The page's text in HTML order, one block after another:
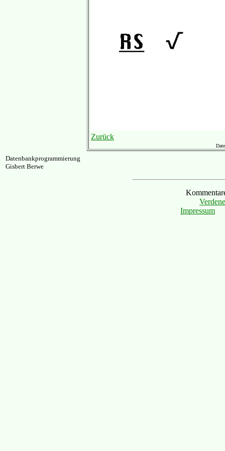
Zurück
Datenbankprogrammierung
Gisbert Berwe
Impressum